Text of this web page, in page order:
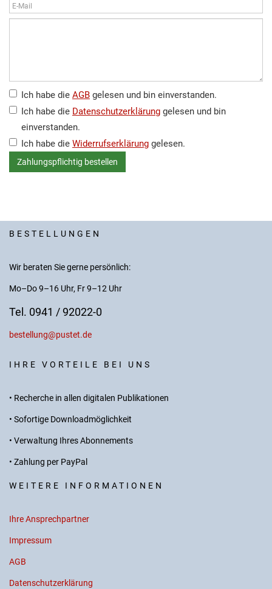
Ich habe die AGB gelesen und bin einverstanden.
Ich habe die Datenschutzerklärung gelesen und bin
einverstanden.
Ich habe die Widerrufserklärung gelesen.
BESTELLUNGEN
Wir beraten Sie gerne persönlich:
Mo–Do 9–16 Uhr, Fr 9–12 Uhr
Tel. 0941 / 92022-0
bestellung@pustet.de
IHRE VORTEILE BEI UNS
• Recherche in allen digitalen Publikationen
• Sofortige Downloadmöglichkeit
• Verwaltung Ihres Abonnements
• Zahlung per PayPal
WEITERE INFORMATIONEN
Ihre Ansprechpartner
Impressum
AGB
Datenschutzerklärung